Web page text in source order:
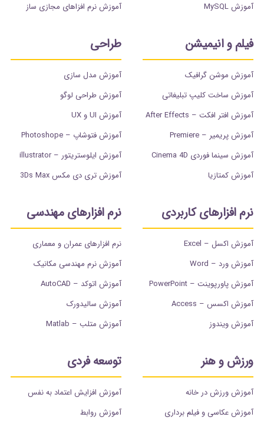
آموزش MySQL
آموزش نرم افزاهای مجازی ساز
فیلم و انیمیشن
آموزش موشن گرافیک
آموزش ساخت کلیپ تبلیغاتی
آموزش افتر افکت – After Effects
آموزش پریمیر – Premiere
آموزش سینما فوردی Cinema 4D
آموزش کمتازیا
طراحی
آموزش مدل سازی
آموزش طراحی لوگو
آموزش UI و UX
آموزش فتوشاپ – Photoshope
آموزش ایلوستریتور – illustrator
آموزش تری دی مکس 3Ds Max
نرم افزارهای کاربردی
آموزش اکسل – Excel
آموزش ورد – Word
آموزش پاورپوینت – PowerPoint
آموزش اکسس – Access
آموزش ویندوز
نرم افزارهای مهندسی
نرم افزارهای عمران و معماری
آموزش نرم مهندسی مکانیک
آموزش اتوکد – AutoCAD
آموزش سالیدورک
آموزش متلب – Matlab
ورزش و هنر
آموزش ورزش در خانه
آموزش عکاسی و فیلم برداری
توسعه فردی
آموزش افزایش اعتماد به نفس
آموزش روابط